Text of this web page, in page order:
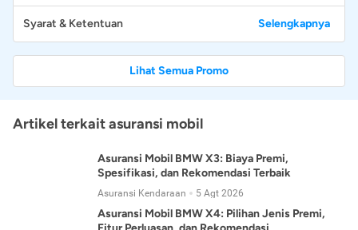
Syarat & Ketentuan Selengkapnya
Lihat Semua Promo
Artikel terkait asuransi mobil
Asuransi Mobil BMW X3: Biaya Premi,
Spesifikasi, dan Rekomendasi Terbaik
Asuransi Kendaraan 5 Agt 2026
Asuransi Mobil BMW X4: Pilihan Jenis Premi,